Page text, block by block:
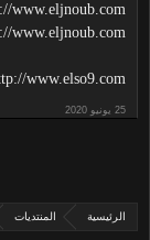
www.eljnoub.com
www.eljnoub.com
www.elso9.com/
الرئيسية المنتديات